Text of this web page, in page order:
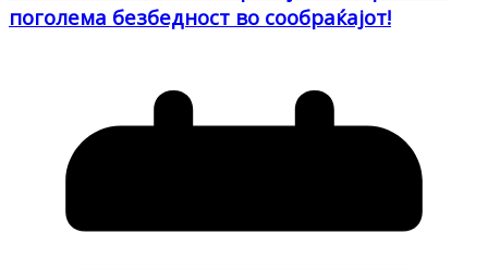
поголема безбедност во сообраќајот!